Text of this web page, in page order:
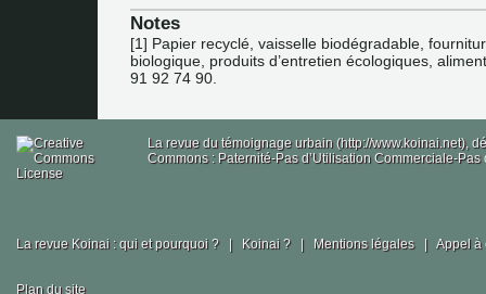
Notes
[1] Papier recyclé, vaisselle biodégradable,
biologique, produits d’entretien écologiques,
91 92 74 90.
La revue du témoignage urbain (http://www.koinai.net),
Commons : Paternité-Pas d’Utilisation Commerciale-
La revue Koinai : qui et pourquoi ? | Koinai ? | Mentions légales | Appel à
Plan du site